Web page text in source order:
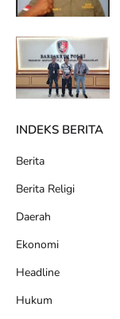
INDEKS BERITA
Berita
Berita Religi
Daerah
Ekonomi
Headline
Hukum